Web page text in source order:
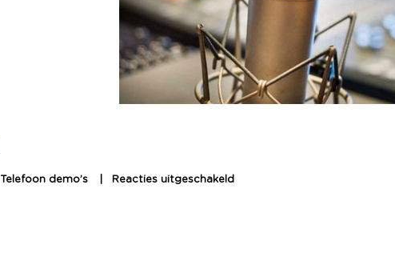
Telefoon demo’s Reacties uitgeschakeld